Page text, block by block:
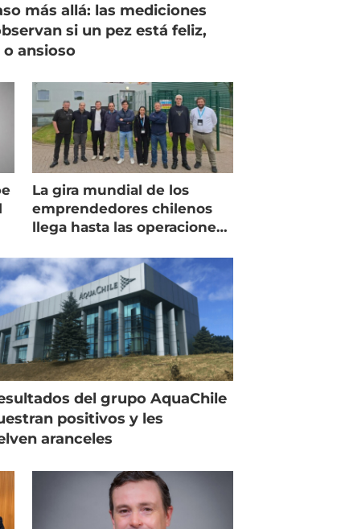
más allá: las mediciones
si un pez está feliz,
ansioso
La gira mundial de los
emprendedores chilenos
llega hasta las operaciones
del grupo AquaChile
positivos y les
aranceles